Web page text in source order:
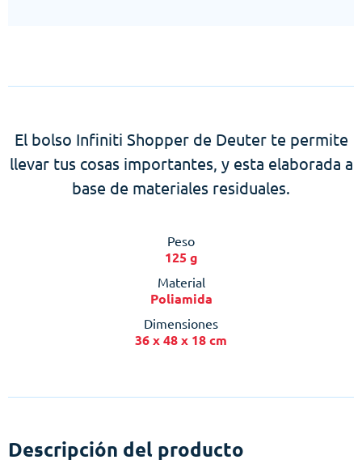
El bolso Infiniti Shopper de Deuter te permite
llevar tus cosas importantes, y esta elaborada a
base de materiales residuales.
Peso
125 g
Material
Poliamida
Dimensiones
36 x 48 x 18 cm
Descripción del producto